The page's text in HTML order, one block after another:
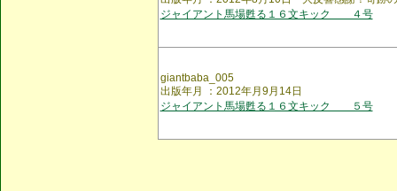
ジャイアント馬場甦る１６文キック ４号
giantbaba_005
出版年月 ：2012年月9月14日
ジャイアント馬場甦る１６文キック ５号